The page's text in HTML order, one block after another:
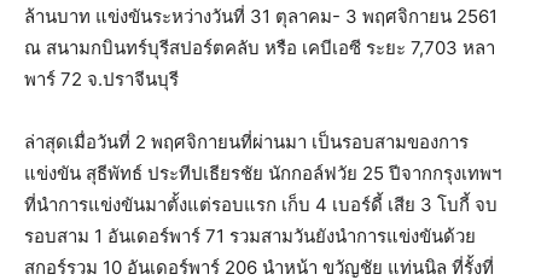
ล้านบาท แข่งขันระหว่างวันที่ 31 ตุลาคม- 3 พฤศจิกายน 2561
ณ สนามกบินทร์บุรีสปอร์ตคลับ หรือ เคบีเอซี ระยะ 7,703 หลา
พาร์ 72 จ.ปราจีนบุรี
ล่าสุดเมื่อวันที่ 2 พฤศจิกายนที่ผ่านมา เป็นรอบสามของการ
แข่งขัน สุธีพัทธ์ ประทีปเธียรชัย นักกอล์ฟวัย 25 ปีจากกรุงเทพฯ
ที่นำการแข่งขันมาตั้งแต่รอบแรก เก็บ 4 เบอร์ดี้ เสีย 3 โบกี้ จบ
รอบสาม 1 อันเดอร์พาร์ 71 รวมสามวันยังนำการแข่งขันด้วย
สกอร์รวม 10 อันเดอร์พาร์ 206 นำหน้า ขวัญชัย แท่นนิล ที่รั้งที่